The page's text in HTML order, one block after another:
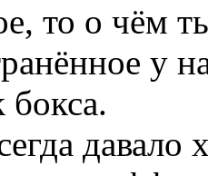
то о чём
у
бокса.
давало